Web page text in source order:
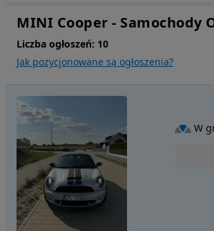
MINI Cooper - Samochody
Liczba ogłoszeń: 10
Jak pozycjonowane są ogłoszenia?
W